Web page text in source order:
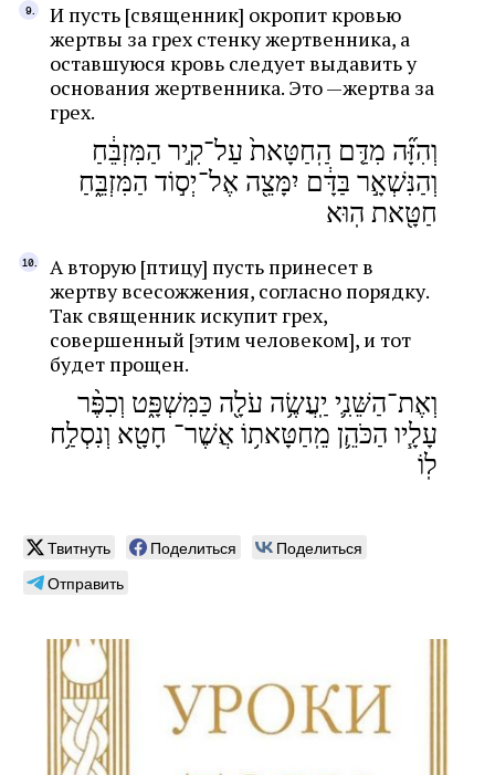
И пусть [священник] окропит кровью
жертвы за грех стенку жертвенника, а
оставшуюся кровь следует выдавить у
основания жертвенника. Это —жертва за
грех.
וְהִזָּ֞ה מִדַּ֤ם הַֽחַטָּאת֙ עַל־קִ֣יר הַמִּזְבֵּ֔חַ
וְהַנִּשְׁאָ֣ר בַּדָּ֔ם יִמָּצֵ֖ה אֶל־יְס֣וֹד הַמִּזְבֵּ֑חַ
חַטָּ֖את הֽוּא
А вторую [птицу] пусть принесет в
жертву всесожжения, согласно порядку.
Так священник искупит грех,
совершенный [этим человеком], и тот
будет прощен.
וְאֶת־הַשֵּׁנִ֛י יַֽעֲשֶׂ֥ה עֹלָ֖ה כַּמִּשְׁפָּ֑ט וְכִפֶּ֨ר
עָלָ֧יו הַכֹּהֵ֛ן מֵֽחַטָּאת֥וֹ אֲשֶׁר־ חָטָ֖א וְנִסְלַ֥ח
לֽוֹ
Твитнуть Поделиться
Поделиться
Отправить